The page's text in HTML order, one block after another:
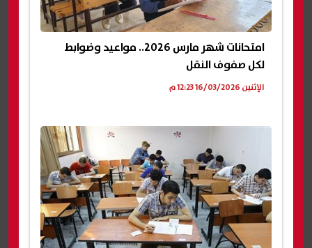
امتحانات شهر مارس 2026.. مواعيد وضوابط
لكل صفوف النقل
الإثنين 16/03/2026 12:23 م